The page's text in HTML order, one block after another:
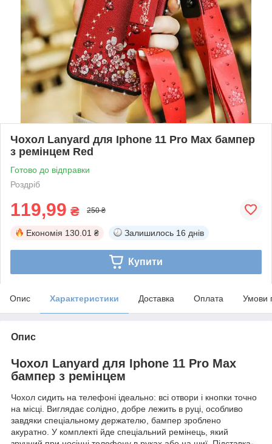
Чохол Lanyard для Iphone 11 Pro Max бампер
з ремінцем Red
Готово до відправки
Роздріб
119,99 ₴ 250 ₴
Економія 130.01 ₴ Залишилось 16 днів
Купити
Опис Характеристики Доставка Оплата Умови
Опис
Чохол Lanyard для Iphone 11 Pro Max
бампер з ремінцем
Чохол сидить на телефоні ідеально: всі отвори і кнопки точно
на місці. Виглядає солідно, добре лежить в руці, особливо
завдяки спеціальному держателю, бампер зроблено
акуратно. У комплекті йде спеціальний ремінець, який